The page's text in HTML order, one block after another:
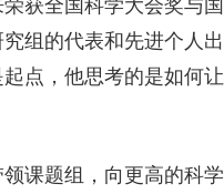
获全国科学大会奖与
组的代表和先进个人
点，他思考的是如何让
课题组，向更高的科